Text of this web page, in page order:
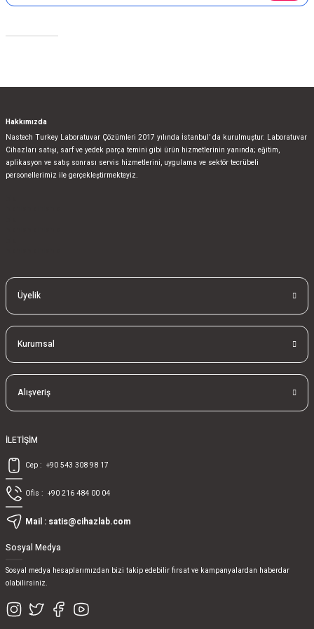
Hakkımızda
Nastech Turkey Laboratuvar Çözümleri 2017 yılında İstanbul’ da kurulmuştur. Laboratuvar
Cihazları satışı, sarf ve yedek parça temini gibi ürün hizmetlerinin yanında; eğitim,
aplikasyon ve satış sonrası servis hizmetlerini, uygulama ve sektör tecrübeli
personellerimiz ile gerçekleştirmekteyiz.
Üyelik
Kurumsal
Alışveriş
İLETİŞİM
Cep : +90 543 308 98 17
Ofis : +90 216 484 00 04
Mail : satis@cihazlab.com
Sosyal Medya
Sosyal medya hesaplarımızdan bizi takip edebilir fırsat ve kampanyalardan haberdar
olabilirsiniz.